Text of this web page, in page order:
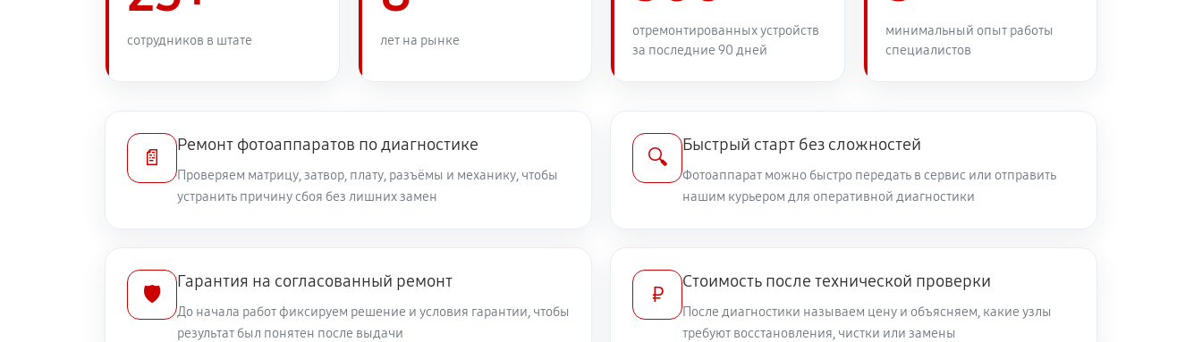
Замена линз фотоаппарата Canon PowerShot SX120 IS 60 минут
Замена диска управления 1890 руб 60 минут
Замена вспышки фотоаппарата Canon PowerShot SX120 IS 2750 руб 60 минут
Комплексная чистка фотоаппарата Canon PowerShot SX120 IS 3150 руб 60 минут Заказать
сотрудников в штате лет на рынке
отремонтированных устройств
за последние 90 дней
минимальный опыт работы
специалистов
📄
Ремонт фотоаппаратов по диагностике
Проверяем матрицу, затвор, плату, разъёмы и механику, чтобы
устранить причину сбоя без лишних замен
🔍
Быстрый старт без сложностей
Фотоаппарат можно быстро передать в сервис или отправить
нашим курьером для оперативной диагностики
🛡️
Гарантия на согласованный ремонт
До начала работ фиксируем решение и условия гарантии, чтобы
результат был понятен после выдачи
₽
Стоимость после технической проверки
После диагностики называем цену и объясняем, какие узлы
требуют восстановления, чистки или замены